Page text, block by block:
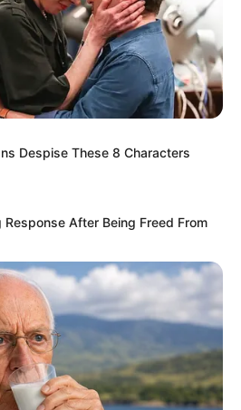
nosso grupo do
real sobre as principais
entrar no grupo
Despise These 8 Characters
After Being Freed From